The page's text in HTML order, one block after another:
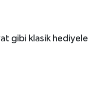
gibi klasik